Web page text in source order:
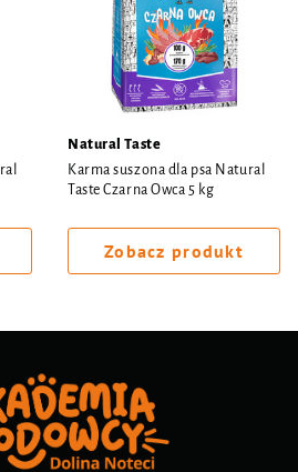
Natural Taste
Karma suszona dla psa Natural
Taste Czarna Owca 5 kg
Zobacz produkt